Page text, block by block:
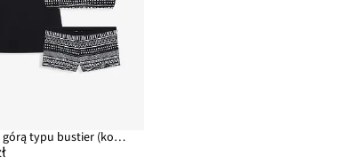
Tankini z górą typu bustier (komplet 3 cz.)